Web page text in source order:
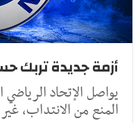
أزمة جديدة تربك
يواصل الإتحاد
المنع من الانتداب،